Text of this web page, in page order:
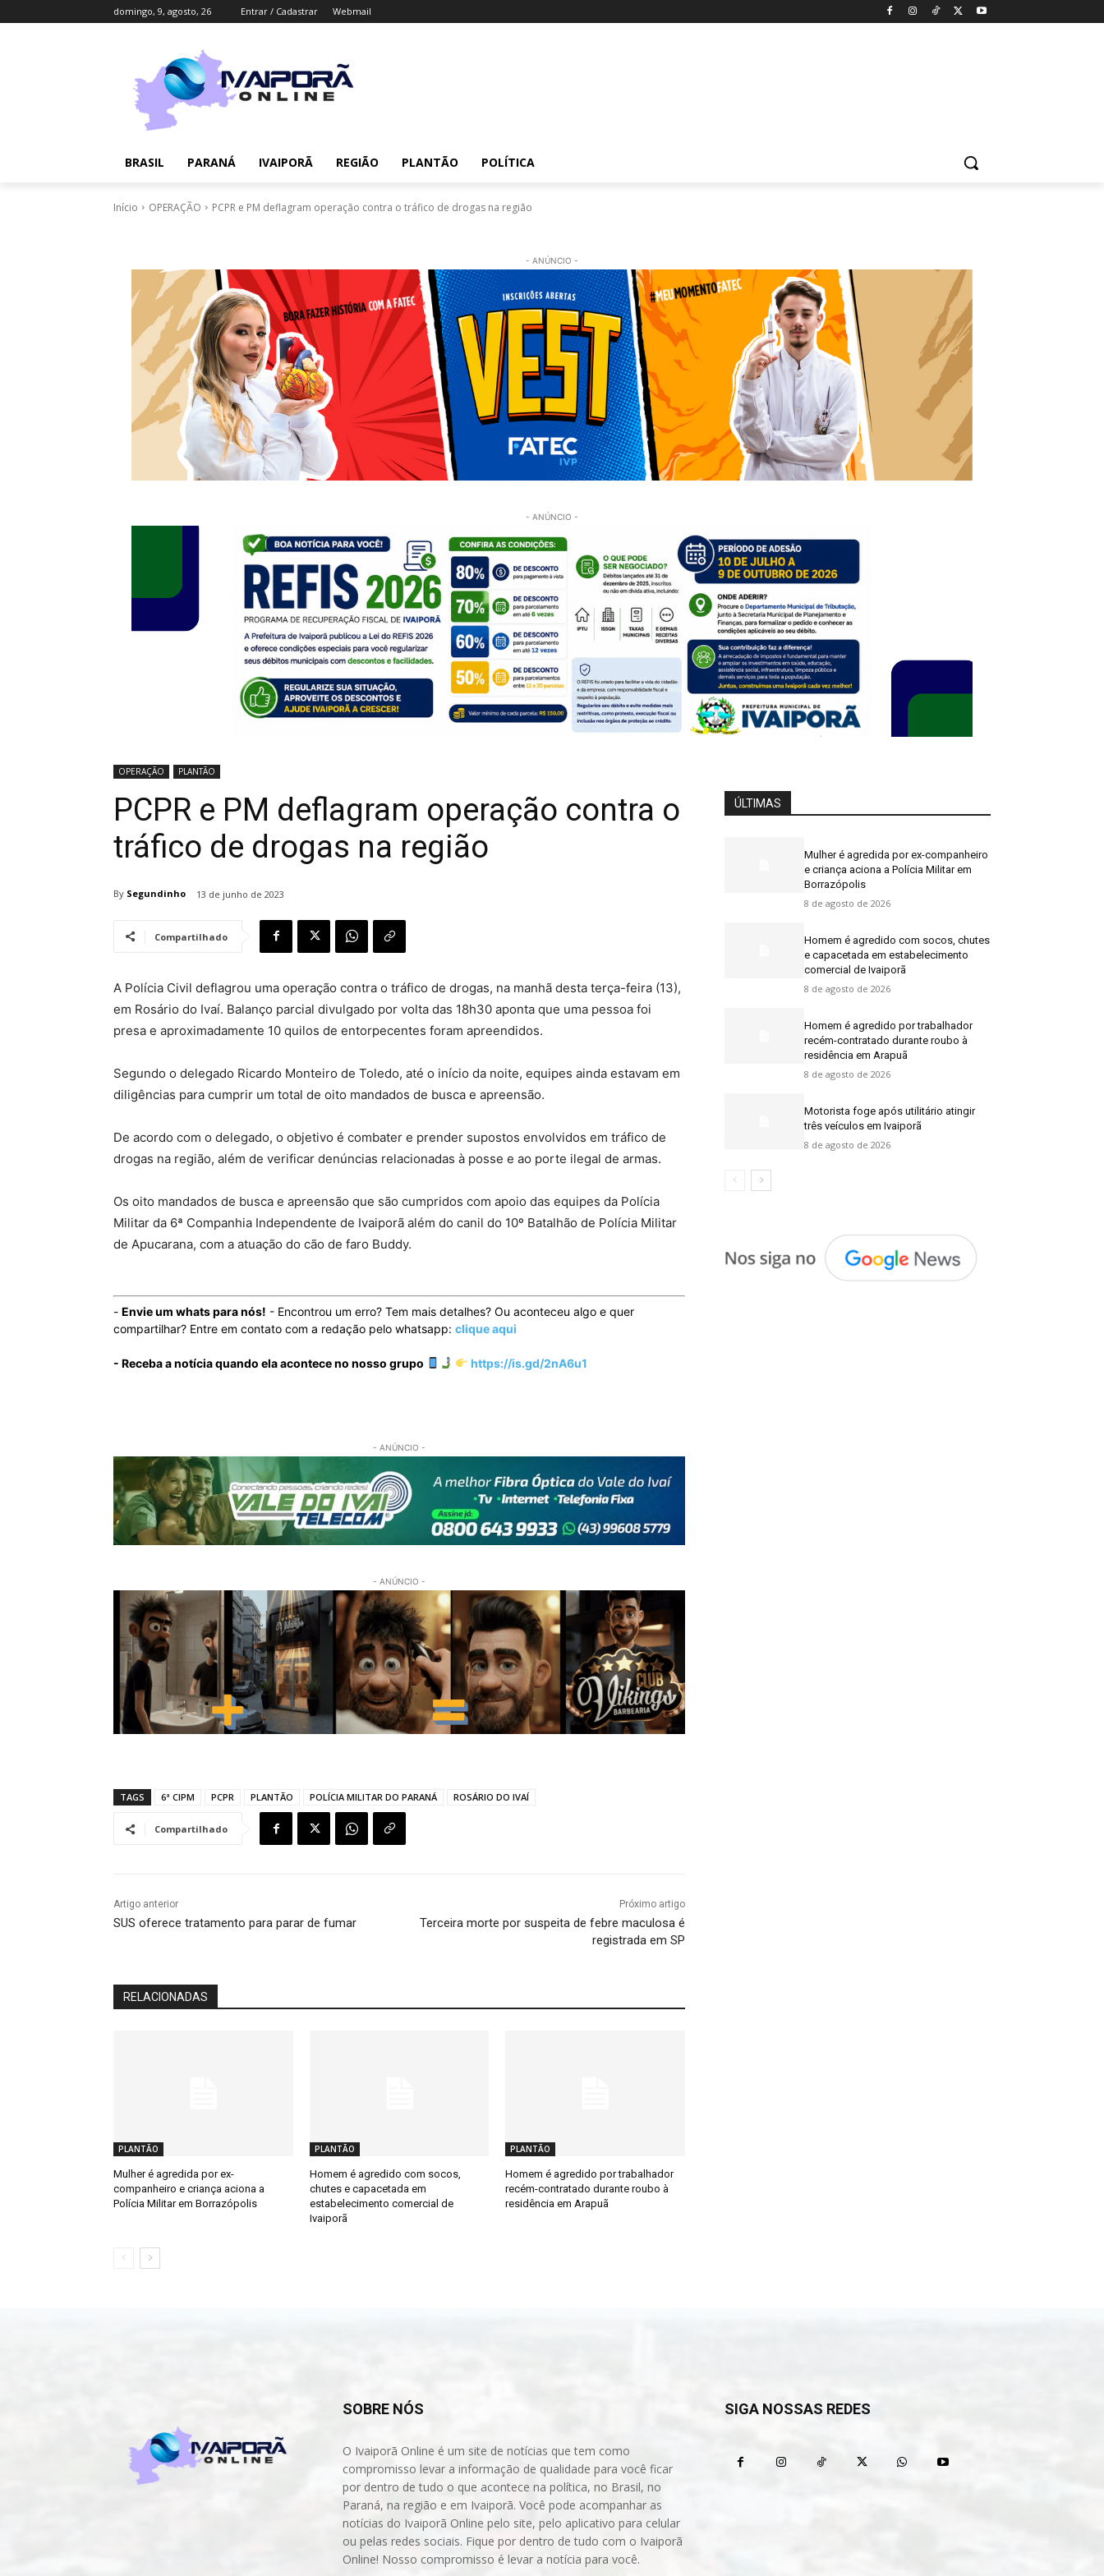
domingo, 9, agosto, 26 Entrar / Cadastrar Webmail
BRASIL PARANÁ IVAIPORÃ REGIÃO PLANTÃO POLÍTICA
Início OPERAÇÃO PCPR e PM deflagram operação contra o tráfico de drogas na região
- ANÚNCIO -
- ANÚNCIO -
OPERAÇÃO PLANTÃO
PCPR e PM deflagram operação contra o
tráfico de drogas na região
By Segundinho 13 de junho de 2023
Compartilhado
A Polícia Civil deflagrou uma operação contra o tráfico de drogas, na manhã desta terça-feira (13),
em Rosário do Ivaí. Balanço parcial divulgado por volta das 18h30 aponta que uma pessoa foi
presa e aproximadamente 10 quilos de entorpecentes foram apreendidos.
Segundo o delegado Ricardo Monteiro de Toledo, até o início da noite, equipes ainda estavam em
diligências para cumprir um total de oito mandados de busca e apreensão.
De acordo com o delegado, o objetivo é combater e prender supostos envolvidos em tráfico de
drogas na região, além de verificar denúncias relacionadas à posse e ao porte ilegal de armas.
Os oito mandados de busca e apreensão que são cumpridos com apoio das equipes da Polícia
Militar da 6ª Companhia Independente de Ivaiporã além do canil do 10º Batalhão de Polícia Militar
de Apucarana, com a atuação do cão de faro Buddy.
- Envie um whats para nós! - Encontrou um erro? Tem mais detalhes? Ou aconteceu algo e quer
compartilhar? Entre em contato com a redação pelo whatsapp: clique aqui
- Receba a notícia quando ela acontece no nosso grupo https://is.gd/2nA6u1
- ANÚNCIO -
- ANÚNCIO -
TAGS 6ª CIPM PCPR PLANTÃO POLÍCIA MILITAR DO PARANÁ ROSÁRIO DO IVAÍ
Compartilhado
Artigo anterior
SUS oferece tratamento para parar de fumar
Próximo artigo
Terceira morte por suspeita de febre maculosa é
registrada em SP
RELACIONADAS
PLANTÃO
Mulher é agredida por ex-
companheiro e criança aciona a
Polícia Militar em Borrazópolis
PLANTÃO
Homem é agredido com socos,
chutes e capacetada em
estabelecimento comercial de
Ivaiporã
PLANTÃO
Homem é agredido por trabalhador
recém-contratado durante roubo à
residência em Arapuã
ÚLTIMAS
Mulher é agredida por ex-companheiro
e criança aciona a Polícia Militar em
Borrazópolis
8 de agosto de 2026
Homem é agredido com socos, chutes
e capacetada em estabelecimento
comercial de Ivaiporã
8 de agosto de 2026
Homem é agredido por trabalhador
recém-contratado durante roubo à
residência em Arapuã
8 de agosto de 2026
Motorista foge após utilitário atingir
três veículos em Ivaiporã
8 de agosto de 2026
SOBRE NÓS
O Ivaiporã Online é um site de notícias que tem como
compromisso levar a informação de qualidade para você ficar
por dentro de tudo o que acontece na política, no Brasil, no
Paraná, na região e em Ivaiporã. Você pode acompanhar as
notícias do Ivaiporã Online pelo site, pelo aplicativo para celular
ou pelas redes sociais. Fique por dentro de tudo com o Ivaiporã
Online! Nosso compromisso é levar a notícia para você.
SIGA NOSSAS REDES